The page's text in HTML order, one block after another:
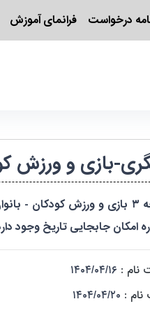
درخواست فرانمای آموزش
و ورزش کودکان-درجه ۳-بانوان-چهارمحال
امکان جابجایی تاریخ وجود
نام : ۱۴۰۴/۰۴/۱۶
نام : ۱۴۰۴/۰۴/۲۰